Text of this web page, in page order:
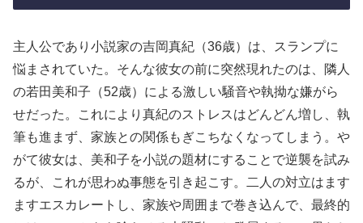
主人公であり小説家の吉岡真紀（36歳）は、スランプに
悩まされていた。そんな彼女の前に突然現れたのは、隣人
の若田美和子（52歳）による激しい騒音や執拗な嫌がら
せだった。これにより真紀のストレスはどんどん増し、執
筆も進まず、家族との関係もぎこちなくなってしまう。や
がて彼女は、美和子を小説の題材にすることで逆襲を試み
るが、これが思わぬ事態を引き起こす。二人の対立はます
ますエスカレートし、家族や周囲まで巻き込んで、最終的